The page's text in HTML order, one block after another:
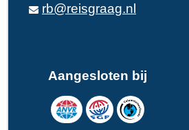
rb@reisgraag.nl
Aangesloten bij